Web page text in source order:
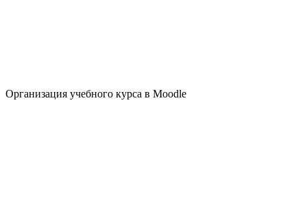
Организация учебного курса в Moodle